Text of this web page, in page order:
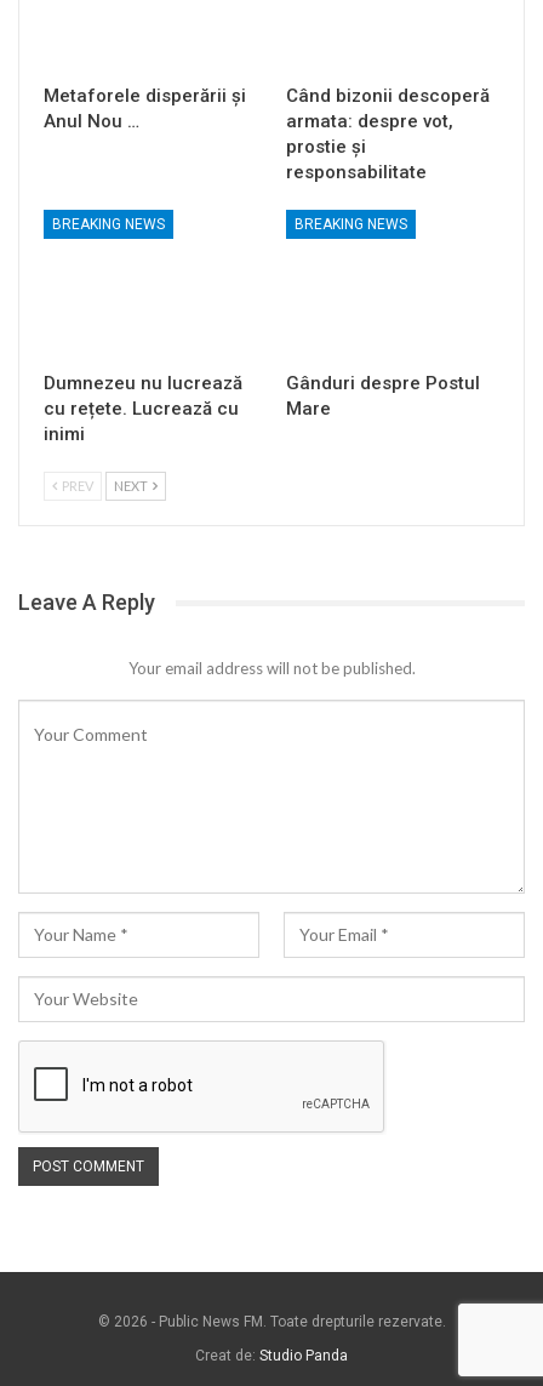
Metaforele disperării și
Anul Nou …
Când bizonii descoperă
armata: despre vot,
prostie și
responsabilitate
BREAKING NEWS
Dumnezeu nu lucrează
cu rețete. Lucrează cu
inimi
BREAKING NEWS
Gânduri despre Postul
Mare
PREV NEXT
Leave A Reply
Your email address will not be published.
© 2026 - Public News FM. Toate drepturile rezervate.
Creat de: Studio Panda